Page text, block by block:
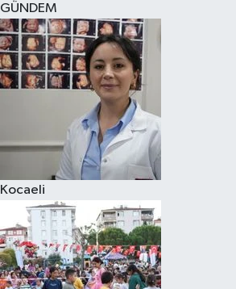
GÜNDEM
Kocaeli
Haber Arşivi